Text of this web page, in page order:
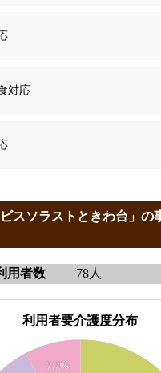
対応
スソラストときわ台」の
用者数 78人
利用者要介護度分布
7.7%